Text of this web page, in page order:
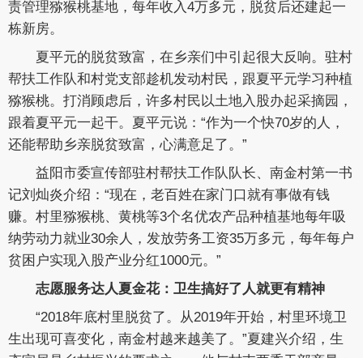
责管理猕猴桃基地，每年收入4万多元，脱贫后还建起一
栋新房。
夏平元的脱贫致富，在乡亲们中引起很大反响。驻村
帮扶工作队和村党支部趁机发动村民，跟夏平元学习种植
猕猴桃。打消顾虑后，许多村民以土地入股办起采摘园，
跟着夏平元一起干。夏平元说：“作为一个快70岁的人，
还能帮助乡亲脱贫致富，心满意足了。”
益阳市委宣传部驻村帮扶工作队队长、南金村第一书
记刘灿炎介绍：“现在，老百姓在家门口就有事做有钱
赚。村里猕猴桃、黄桃等3个名优农产品种植基地每年吸
纳劳动力就业30余人，发放劳务工资35万多元，每年每户
贫困户实现入股产业分红1000元。”
志愿服务达人夏金花：卫生搞好了人就更有精神
“2018年底村里脱贫了。从2019年开始，村里环境卫
生出现可喜变化，南金村越来越美了。”夏建兴介绍，生